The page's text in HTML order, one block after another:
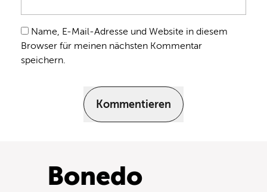
Name, E-Mail-Adresse und Website in diesem
Browser für meinen nächsten Kommentar
speichern.
Kommentieren
Bonedo